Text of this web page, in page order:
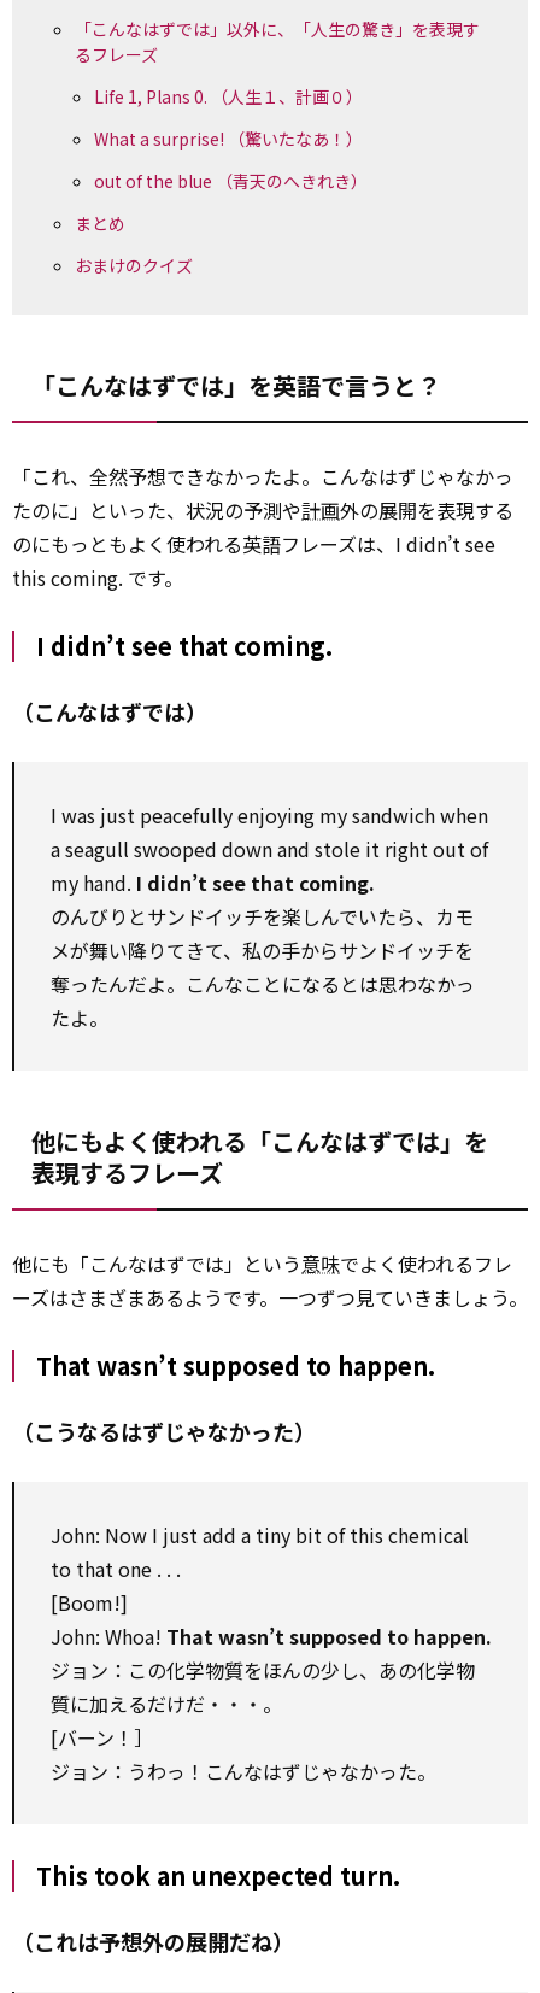
「こんなはずでは」以外に、「人生の驚き」を表現す
るフレーズ
Life 1, Plans 0. （人生１、計画０）
What a surprise! （驚いたなあ！）
out of the blue （青天のへきれき）
まとめ
おまけのクイズ
「こんなはずでは」を英語で言うと？
「これ、全然予想できなかったよ。こんなはずじゃなかっ
たのに」といった、状況の予測や計画外の展開を表現する
のにもっともよく使われる英語フレーズは、I didn’t see
this coming. です。
I didn’t see that coming.
（こんなはずでは）
I was just peacefully enjoying my sandwich when
a seagull swooped down and stole it right out of
my hand. I didn’t see that coming.
のんびりとサンドイッチを楽しんでいたら、カモ
メが舞い降りてきて、私の手からサンドイッチを
奪ったんだよ。こんなことになるとは思わなかっ
たよ。
他にもよく使われる「こんなはずでは」を
表現するフレーズ
他にも「こんなはずでは」という意味でよく使われるフレ
ーズはさまざまあるようです。一つずつ見ていきましょう。
That wasn’t supposed to happen.
（こうなるはずじゃなかった）
John: Now I just add a tiny bit of this chemical
to that one . . .
[Boom!]
John: Whoa! That wasn’t supposed to happen.
ジョン：この化学物質をほんの少し、あの化学物
質に加えるだけだ・・・。
[バーン！］
ジョン：うわっ！こんなはずじゃなかった。
This took an unexpected turn.
（これは予想外の展開だね）